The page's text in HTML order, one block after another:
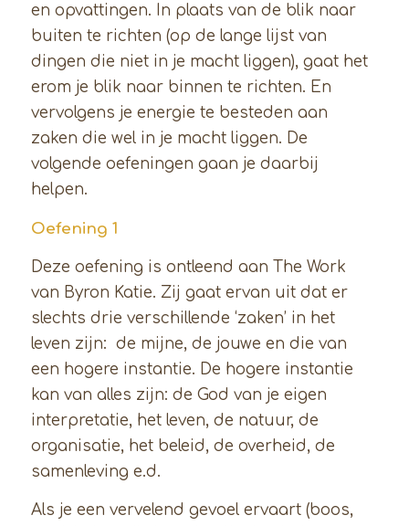
en opvattingen. In plaats van de blik naar
buiten te richten (op de lange lijst van
dingen die niet in je macht liggen), gaat het
erom je blik naar binnen te richten. En
vervolgens je energie te besteden aan
zaken die wel in je macht liggen. De
volgende oefeningen gaan je daarbij
helpen.
Oefening 1
Deze oefening is ontleend aan The Work
van Byron Katie. Zij gaat ervan uit dat er
slechts drie verschillende ‘zaken’ in het
leven zijn: de mijne, de jouwe en die van
een hogere instantie. De hogere instantie
kan van alles zijn: de God van je eigen
interpretatie, het leven, de natuur, de
organisatie, het beleid, de overheid, de
samenleving e.d.
Als je een vervelend gevoel ervaart (boos,